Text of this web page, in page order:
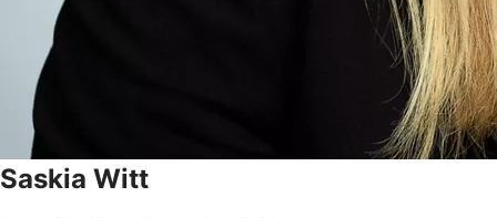
Saskia Witt